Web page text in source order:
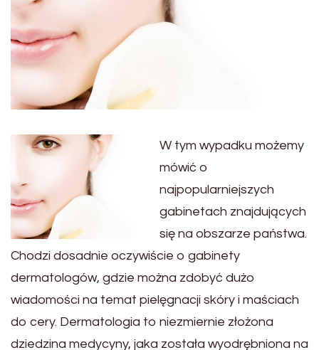
W tym wypadku możemy
mówić o
najpopularniejszych
gabinetach znajdujących
się na obszarze państwa.
Chodzi dosadnie oczywiście o gabinety
dermatologów, gdzie można zdobyć dużo
wiadomości na temat pielęgnacji skóry i maściach
do cery. Dermatologia to niezmiernie złożona
dziedzina medycyny, jaka została wyodrębniona na